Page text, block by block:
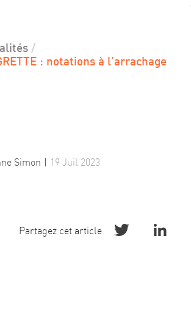
: notations à l’arrachage
Simon 19 Juil 2023
Partagez cet article Twitter